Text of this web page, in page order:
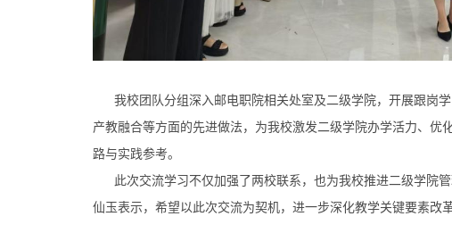
我校团队分组深入邮电职院相关处室及二级学院，开展跟岗
产教融合等方面的先进做法，为我校激发二级学院办学活力、优
路与实践参考。
此次交流学习不仅加强了两校联系，也为我校推进二级学院
仙玉表示，希望以此次交流为契机，进一步深化教学关键要素改